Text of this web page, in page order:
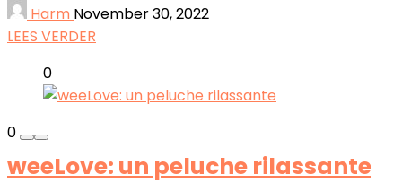
Harm November 30, 2022
LEES VERDER
0
0
weeLove: un peluche rilassante